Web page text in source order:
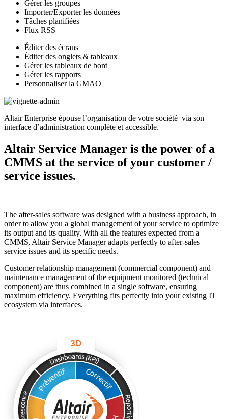
Gérer les groupes
Importer/Exporter les données
Tâches planifiées
Flux RSS
Éditer des écrans
Éditer des onglets & tableaux
Gérer les tableaux de bord
Gérer les rapports
Personnaliser la GMAO
Altair Enterprise épouse l’organisation de votre société via son
interface d’administration complète et accessible.
Altair Service Manager is the power of a
CMMS at the service of your customer /
service issues.
The after-sales software was designed with a business approach, in
order to allow you a global management of your service to optimize
its output and its quality. With all the features expected from a
CMMS, Altair Service Manager adapts perfectly to after-sales
service issues and its specific needs.
Customer relationship management (commercial component) and
maintenance management of the equipment monitored (technical
component) are thus combined in a single software, ensuring
maximum efficiency. Everything fits perfectly into your existing IT
ecosystem via interfaces.